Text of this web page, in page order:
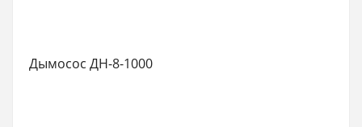
Дымосос ДН-8-1000